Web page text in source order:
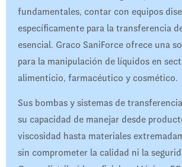
fundamentales, contar con equipos
específicamente para la transferencia
esencial. Graco SaniForce ofrece una
para la manipulación de líquidos en
alimenticio, farmacéutico y cosmético.
Sus bombas y sistemas de
su capacidad de manejar desde
viscosidad hasta materiales
sin comprometer la calidad ni la